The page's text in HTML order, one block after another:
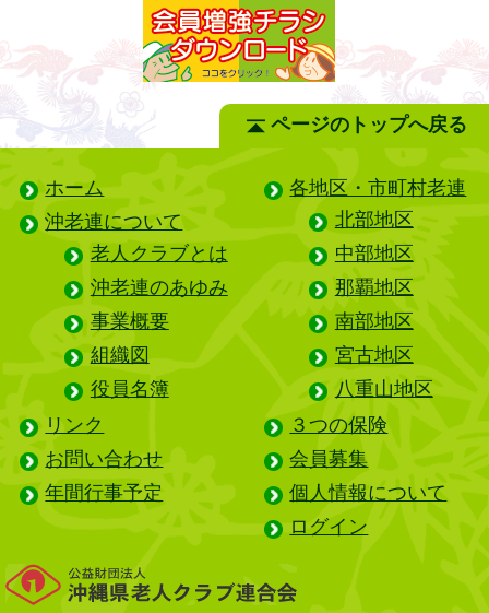
ページのトップへ戻る
ホーム
沖老連について
老人クラブとは
沖老連のあゆみ
事業概要
組織図
役員名簿
各地区・市町村老連
北部地区
中部地区
那覇地区
南部地区
宮古地区
八重山地区
リンク
お問い合わせ
年間行事予定
３つの保険
会員募集
個人情報について
ログイン